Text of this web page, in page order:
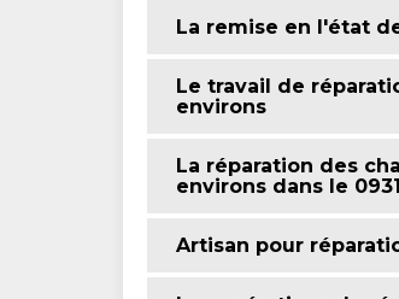
La remise en l'état
Le travail de
environs
La réparation des
environs dans le
Artisan pour